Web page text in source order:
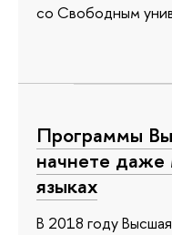
со Свободным
Программы
начнете даже
языках
В 2018 году